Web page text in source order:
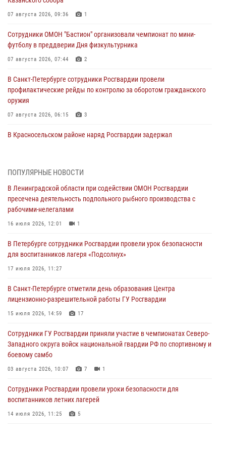
07 августа 2026, 09:36 1
Сотрудники ОМОН "Бастион" организовали чемпионат по мини-
футболу в преддверии Дня физкультурника
07 августа 2026, 07:44 2
В Санкт-Петербурге сотрудники Росгвардии провели
профилактические рейды по контролю за оборотом гражданского
оружия
07 августа 2026, 06:15 3
В Красносельском районе наряд Росгвардии задержал
06 августа 2026, 13:39 1
В Центральном районе росгвардейцы оперативно задержали
хулигана, стрелявшего из пускового устройства рядом с жилыми
домами
06 августа 2026, 11:36
Сотрудники и военнослужащие Росгвардии обеспечили
правопорядок при проведении матча "Зенит" - "Балтика"
06 августа 2026, 07:30
В Выборгском районе наряд Росгвардии обнаружил
разыскиваемый преступный автотранспорт
05 августа 2026, 12:25 2
Петербургские росгвардейцы обнаружили объявленный в розыск
автомобиль, ранее использовавшийся при совершении кражи в
Ленобласти
04 августа 2026, 14:05
ПОПУЛЯРНЫЕ НОВОСТИ
В Ленинградской области при содействии ОМОН Росгвардии
пресечена деятельность подпольного рыбного производства с
рабочими-нелегалами
16 июля 2026, 12:01 1
В Петербурге сотрудники Росгвардии провели урок безопасности
для воспитанников лагеря «Подсолнух»
17 июля 2026, 11:27
В Санкт-Петербурге отметили день образования Центра
лицензионно-разрешительной работы ГУ Росгвардии
15 июля 2026, 14:59 17
Сотрудники ГУ Росгвардии приняли участие в чемпионатах Северо-
Западного округа войск национальной гвардии РФ по спортивному и
боевому самбо
03 августа 2026, 10:07 7 1
Сотрудники Росгвардии провели уроки безопасности для
воспитанников летних лагерей
14 июля 2026, 11:25 5